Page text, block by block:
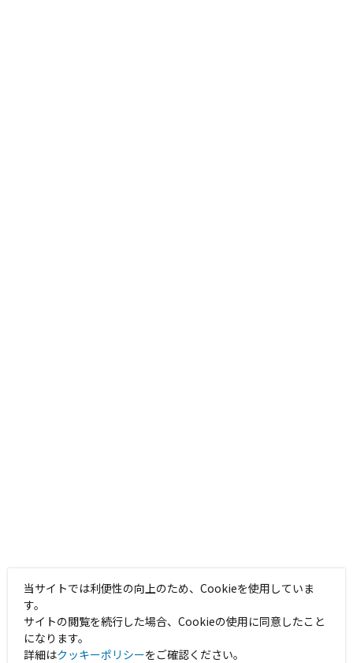
当サイトでは利便性の向上のため、Cookieを使用していま
す。
サイトの閲覧を続行した場合、Cookieの使用に同意したこと
になります。
詳細はクッキーポリシーをご確認ください。